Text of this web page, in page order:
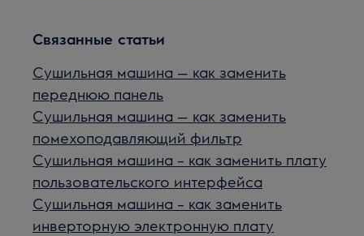
Связанные статьи
Сушильная машина — как заменить
переднюю панель
Сушильная машина — как заменить
помехоподавляющий фильтр
Сушильная машина – как заменить плату
пользовательского интерфейса
Сушильная машина – как заменить
инверторную электронную плату